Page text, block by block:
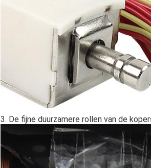
3. De fijne duurzamere rollen van de